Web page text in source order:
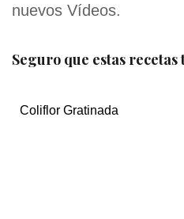
nuevos Vídeos.
Seguro que estas recetas
Coliflor Gratinada